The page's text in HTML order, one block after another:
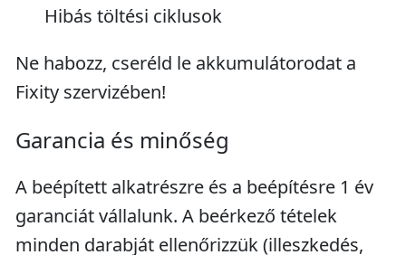
Hibás töltési ciklusok
Ne habozz, cseréld le akkumulátorodat a
Fixity szervizében!
Garancia és minőség
A beépített alkatrészre és a beépítésre 1 év
garanciát vállalunk. A beérkező tételek
minden darabját ellenőrizzük (illeszkedés,